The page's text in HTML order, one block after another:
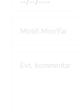
Mobil Mor/Far
Evt. kommentar